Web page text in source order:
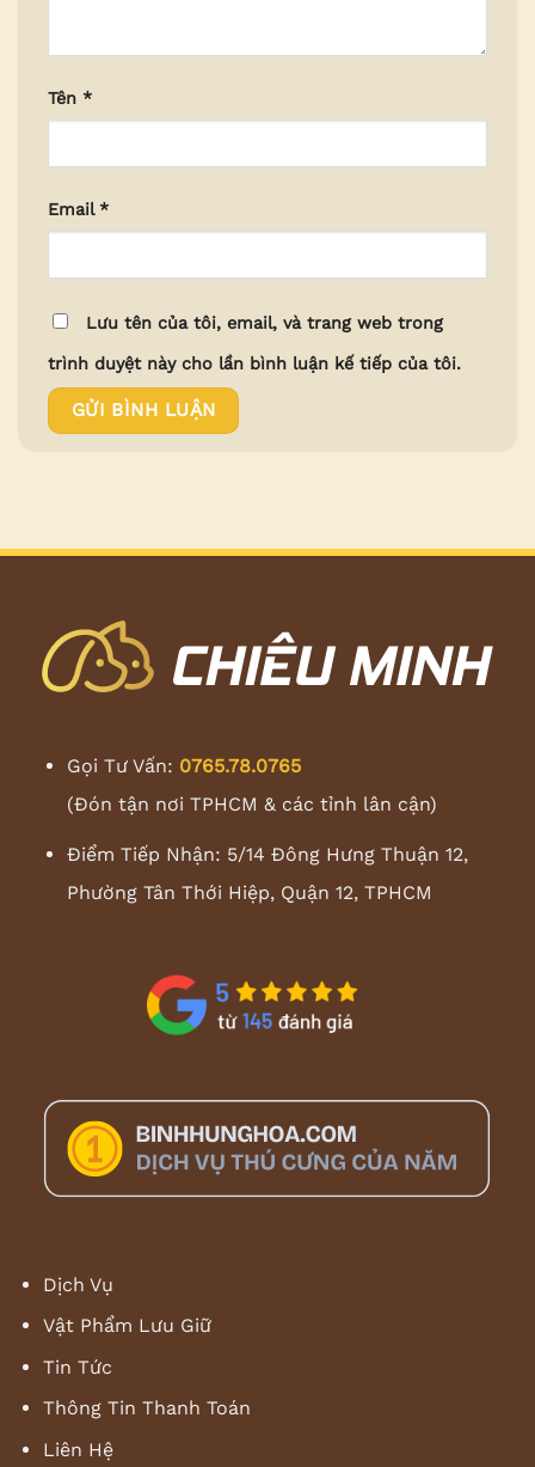
Tên *
Email*
Lưu tên của tôi, email, và trang web trong
trình duyệt này cho lần bình luận kế tiếp của tôi.
Gọi Tư Vấn: 0765.78.0765
(Đón tận nơi TPHCM & các tỉnh lân cận)
Điểm Tiếp Nhận: 5/14 Đông Hưng Thuận 12,
Phường Tân Thới Hiệp, Quận 12, TPHCM
Dịch Vụ
Vật Phẩm Lưu Giữ
Tin Tức
Thông Tin Thanh Toán
Liên Hệ